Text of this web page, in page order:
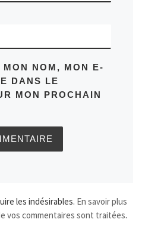
MON NOM, MON E-
DANS LE
MON PROCHAIN
les indésirables. En savoir plus
vos commentaires sont traitées.